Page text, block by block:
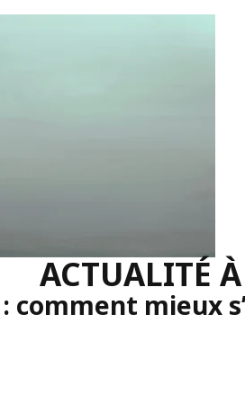
ACTUALITÉ
comment mieux